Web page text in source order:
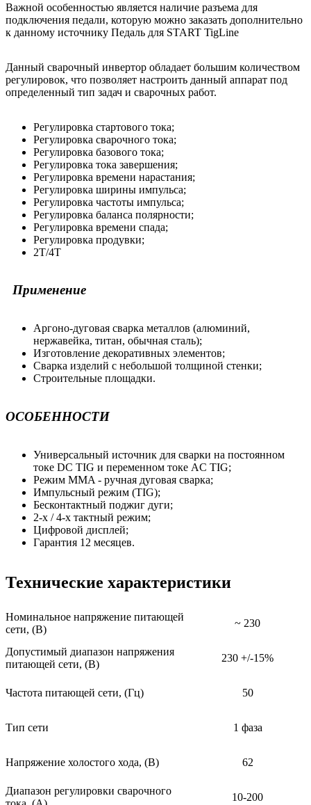
Важной особенностью является наличие разъема для
подключения педали, которую можно заказать дополнительно
к данному источнику Педаль для START TigLine
Данный сварочный инвертор обладает большим количеством
регулировок, что позволяет настроить данный аппарат под
определенный тип задач и сварочных работ.
Регулировка стартового тока;
Регулировка сварочного тока;
Регулировка базового тока;
Регулировка тока завершения;
Регулировка времени нарастания;
Регулировка ширины импульса;
Регулировка частоты импульса;
Регулировка баланса полярности;
Регулировка времени спада;
Регулировка продувки;
2T/4T
Применение
Аргоно-дуговая сварка металлов (алюминий,
нержавейка, титан, обычная сталь);
Изготовление декоративных элементов;
Сварка изделий с небольшой толщиной стенки;
Строительные площадки.
ОСОБЕННОСТИ
Универсальный источник для сварки на постоянном
токе DC TIG и переменном токе AC TIG;
Режим MMA - ручная дуговая сварка;
Импульсный режим (TIG);
Бесконтактный поджиг дуги;
2-х / 4-х тактный режим;
Цифровой дисплей;
Гарантия 12 месяцев.
Технические характеристики
Номинальное напряжение питающей
сети, (В)
~ 230
Допустимый диапазон напряжения
питающей сети, (В)
230 +/-15%
Частота питающей сети, (Гц) 50
Тип сети 1 фаза
Напряжение холостого хода, (В) 62
Диапазон регулировки сварочного
10-200